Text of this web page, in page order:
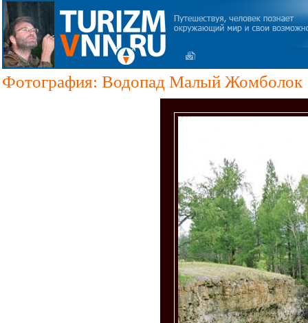
Фотография: Водопад Малый Жомболок